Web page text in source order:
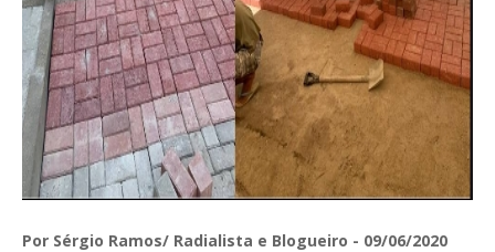
Por Sérgio Ramos/ Radialista e Blogueiro - 09/06/2020